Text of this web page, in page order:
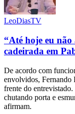
LeoDiasTV
“Até hoje eu
cadeirada em
De acordo com
envolvidos, Fernando
frente do
chutando porta e
afirmam.